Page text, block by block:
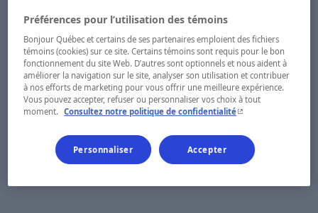
Préférences pour l’utilisation des témoins
Bonjour Québec et certains de ses partenaires emploient des fichiers
témoins (cookies) sur ce site. Certains témoins sont requis pour le bon
fonctionnement du site Web. D’autres sont optionnels et nous aident à
améliorer la navigation sur le site, analyser son utilisation et contribuer
à nos efforts de marketing pour vous offrir une meilleure expérience.
Vous pouvez accepter, refuser ou personnaliser vos choix à tout
moment. Consultez notre politique de confidentialité- Cet hyperlien
Personnaliser Accepter